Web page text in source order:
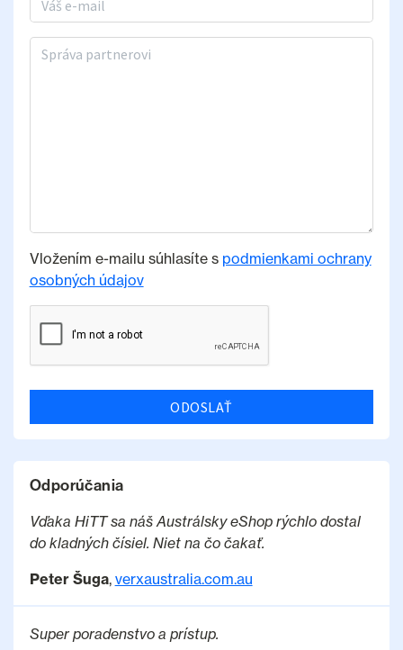
Správa partnerovi
Vložením e-mailu súhlasíte s podmienkami ochrany
osobných údajov
ODOSLAŤ
Odporúčania
Vďaka HiTT sa náš Austrálsky eShop rýchlo dostal
do kladných čísiel. Niet na čo čakať.
Peter Šuga, verxaustralia.com.au
Super poradenstvo a prístup.